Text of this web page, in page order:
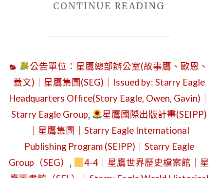
CONTINUE READING
8
1
日
星
期
六
｜
從
公告單位：星鷹總部辦公室(故事鷹、歐恩、
蓋文)｜星鷹集團(SEG)｜Issued by: Starry Eagle
Headquarters Office(Story Eagle, Owen, Gavin)｜
Starry Eagle Group,
星鷹國際出版計畫(SEIPP)
｜星鷹集團｜Starry Eagle International
Publishing Program (SEIPP)｜Starry Eagle
Group（SEG） ,
4-4｜星鷹世界歷史檔案館｜星